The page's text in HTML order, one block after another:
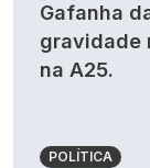
Gafanha
gravidade
na A25.
POLÍTICA